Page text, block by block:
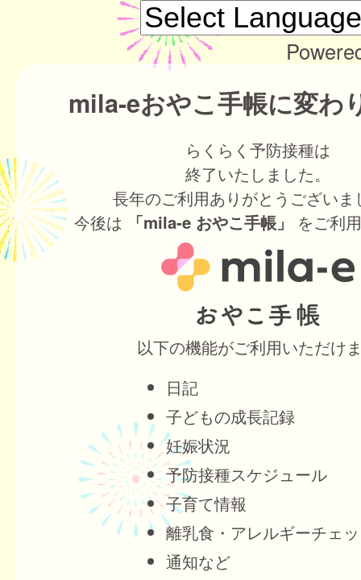
mila-eおやこ手帳に変わ
らくらく予防接種は
終了いたしました。
長年のご利用ありがとうございま
今後は
「mila-e おやこ手帳」 をご利
以下の機能がご利用いただけ
日記
子どもの成長記録
妊娠状況
予防接種スケジュール
子育て情報
離乳食・アレルギーチェ
通知など